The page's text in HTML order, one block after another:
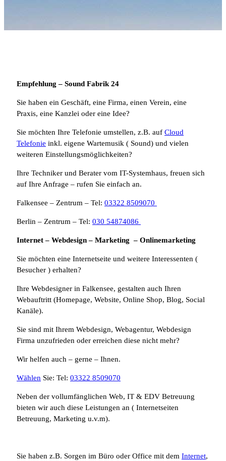
Empfehlung – Sound Fabrik 24
Sie haben ein Geschäft, eine Firma, einen Verein, eine
Praxis, eine Kanzlei oder eine Idee?
Sie möchten Ihre Telefonie umstellen, z.B. auf Cloud
Telefonie inkl. eigene Wartemusik ( Sound) und vielen
weiteren Einstellungsmöglichkeiten?
Ihre Techniker und Berater vom IT-Systemhaus, freuen sich
auf Ihre Anfrage – rufen Sie einfach an.
Falkensee – Zentrum – Tel: 03322 8509070
Berlin – Zentrum – Tel: 030 54874086
Internet – Webdesign – Marketing – Onlinemarketing
Sie möchten eine Internetseite und weitere Interessenten (
Besucher ) erhalten?
Ihre Webdesigner in Falkensee, gestalten auch Ihren
Webauftritt (Homepage, Website, Online Shop, Blog, Social
Kanäle).
Sie sind mit Ihrem Webdesign, Webagentur, Webdesign
Firma unzufrieden oder erreichen diese nicht mehr?
Wir helfen auch – gerne – Ihnen.
Wählen Sie: Tel: 03322 8509070
Neben der vollumfänglichen Web, IT & EDV Betreuung
bieten wir auch diese Leistungen an ( Internetseiten
Betreuung, Marketing u.v.m).
Sie haben z.B. Sorgen im Büro oder Office mit dem Internet,